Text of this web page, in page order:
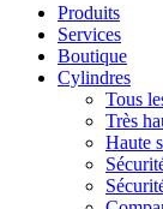
Produits
Services
Boutique
Cylindres
Tous
Très
Haute